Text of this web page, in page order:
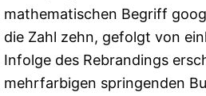
mathematischen Begriff
die Zahl zehn, gefolgt von
Infolge des Rebrandings
mehrfarbigen springenden